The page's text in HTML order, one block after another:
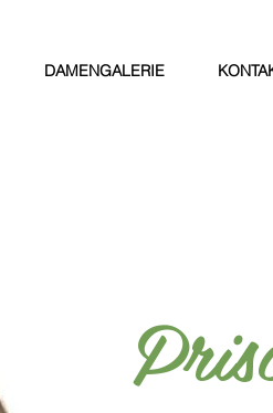
DAMENGALERIE